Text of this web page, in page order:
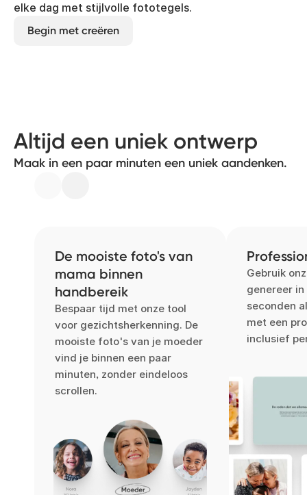
elke dag met stijlvolle fototegels.
Begin met creëren
Altijd een uniek ontwerp
Maak in een paar minuten een uniek aandenken.
De mooiste foto's van
mama binnen
handbereik
Bespaar tijd met onze tool
voor gezichtsherkenning. De
mooiste foto's van je moeder
vind je binnen een paar
minuten, zonder eindeloos
scrollen.
Gebruik
genereer in
seconden
met een
inclusief